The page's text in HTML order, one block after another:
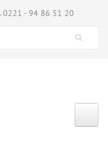
0221 - 94 86 51 20